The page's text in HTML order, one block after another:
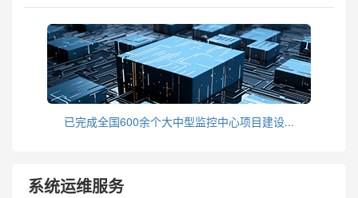
已完成全国600余个大中型监控中心项目建设...
系统运维服务